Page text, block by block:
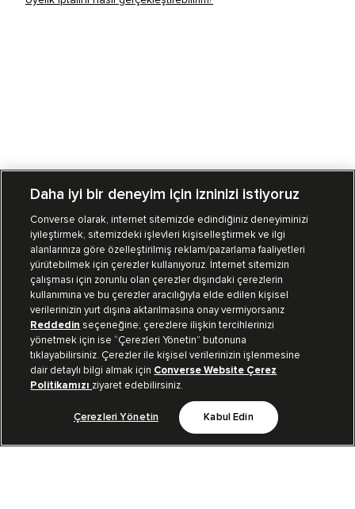
Mağazalarımız Sipariş Takibi
Müşteri İlişkileri
Koleksiyon
Kurumsal
Bizi Takip Et
Daha iyi bir deneyim için izninizi istiyoruz
Converse olarak, internet sitemizde edindiğiniz deneyiminizi
iyileştirmek, sitemizdeki işlevleri kişiselleştirmek ve ilgi
alanlarınıza göre özelleştirilmiş reklam/pazarlama faaliyetleri
yürütebilmek için çerezler kullanıyoruz. İnternet sitemizin
çalışması için zorunlu olan çerezler dışındaki çerezlerin
kullanımına ve bu çerezler aracılığıyla elde edilen kişisel
verilerinizin yurt dışına aktarılmasına onay vermiyorsanız
Reddedin seçeneğine; çerezlere ilişkin tercihlerinizi
yönetmek için ise “Çerezleri Yönetin” butonuna
tıklayabilirsiniz. Çerezler ile kişisel verilerinizin işlenmesine
dair detaylı bilgi almak için Converse Website Çerez
Politikamızı ziyaret edebilirsiniz.
Çerezleri Yönetin Kabul Edin